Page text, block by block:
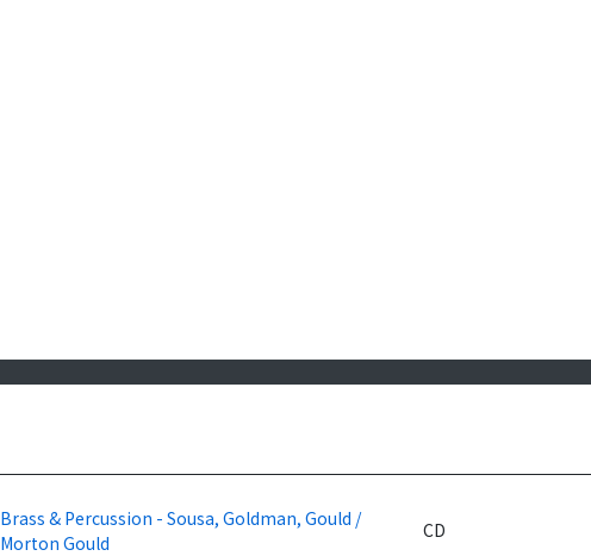
Brass & Percussion - Sousa, Goldman, Gould /
Morton Gould
CD